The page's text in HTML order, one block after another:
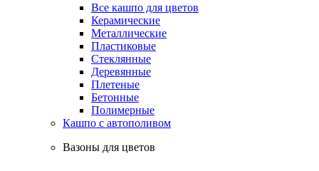
Все кашпо для цветов
Керамические
Металлические
Пластиковые
Стеклянные
Деревянные
Плетеные
Бетонные
Полимерные
Кашпо с автополивом
Вазоны для цветов